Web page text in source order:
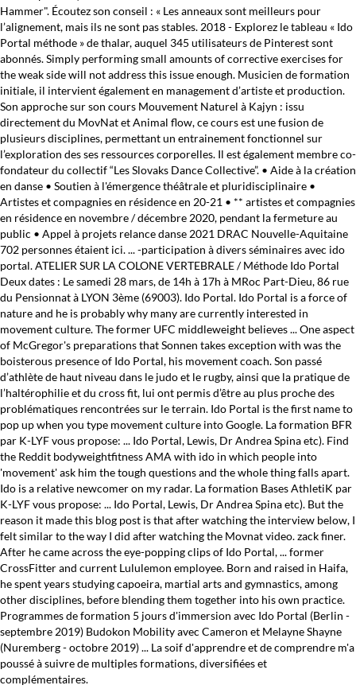
Hammer". Écoutez son conseil : « Les anneaux sont meilleurs pour
l’alignement, mais ils ne sont pas stables. 2018 - Explorez le tableau « Ido
Portal méthode » de thalar, auquel 345 utilisateurs de Pinterest sont
abonnés. Simply performing small amounts of corrective exercises for
the weak side will not address this issue enough. Musicien de formation
initiale, il intervient également en management d’artiste et production.
Son approche sur son cours Mouvement Naturel à Kajyn : issu
directement du MovNat et Animal flow, ce cours est une fusion de
plusieurs disciplines, permettant un entrainement fonctionnel sur
l’exploration des ses ressources corporelles. Il est également membre co-
fondateur du collectif “Les Slovaks Dance Collective”. • Aide à la création
en danse • Soutien à l'émergence théâtrale et pluridisciplinaire •
Artistes et compagnies en résidence en 20-21 • ** artistes et compagnies
en résidence en novembre / décembre 2020, pendant la fermeture au
public • Appel à projets relance danse 2021 DRAC Nouvelle-Aquitaine
702 personnes étaient ici. ... -participation à divers séminaires avec ido
portal. ATELIER SUR LA COLONE VERTEBRALE / Méthode Ido Portal
Deux dates : Le samedi 28 mars, de 14h à 17h à MRoc Part-Dieu, 86 rue
du Pensionnat à LYON 3ème (69003). Ido Portal. Ido Portal is a force of
nature and he is probably why many are currently interested in
movement culture. The former UFC middleweight believes ... One aspect
of McGregor's preparations that Sonnen takes exception with was the
boisterous presence of Ido Portal, his movement coach. Son passé
d’athlète de haut niveau dans le judo et le rugby, ainsi que la pratique de
l’haltérophilie et du cross fit, lui ont permis d’être au plus proche des
problématiques rencontrées sur le terrain. Ido Portal is the first name to
pop up when you type movement culture into Google. La formation BFR
par K-LYF vous propose: ... Ido Portal, Lewis, Dr Andrea Spina etc). Find
the Reddit bodyweightfitness AMA with ido in which people into
'movement' ask him the tough questions and the whole thing falls apart.
Ido is a relative newcomer on my radar. La formation Bases AthletiK par
K-LYF vous propose: ... Ido Portal, Lewis, Dr Andrea Spina etc). But the
reason it made this blog post is that after watching the interview below, I
felt similar to the way I did after watching the Movnat video. zack finer.
After he came across the eye-popping clips of Ido Portal, ... former
CrossFitter and current Lululemon employee. Born and raised in Haifa,
he spent years studying capoeira, martial arts and gymnastics, among
other disciplines, before blending them together into his own practice.
Programmes de formation 5 jours d'immersion avec Ido Portal (Berlin -
septembre 2019) Budokon Mobility avec Cameron et Melayne Shayne
(Nuremberg - octobre 2019) ... La soif d'apprendre et de comprendre m'a
poussé à suivre de multiples formations, diversifiées et
complémentaires.